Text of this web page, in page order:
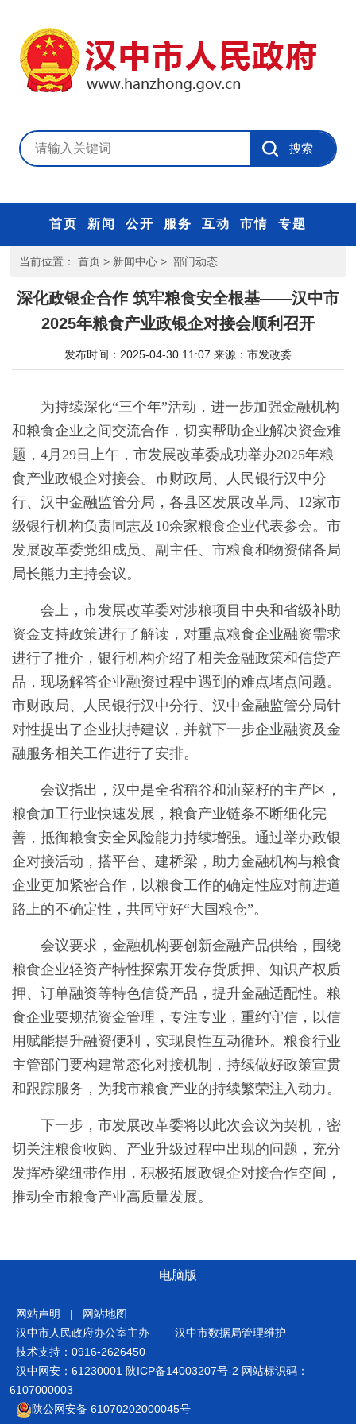
首页 新闻 公开 服务 互动 市情 专题
当前位置： 首页 > 新闻中心 > 部门动态
深化政银企合作 筑牢粮食安全根基——汉中市
2025年粮食产业政银企对接会顺利召开
发布时间：2025-04-30 11:07 来源： 市发改委
为持续深化“三个年”活动，进一步加强金融机构
和粮食企业之间交流合作，切实帮助企业解决资金难
题，4月29日上午，市发展改革委成功举办2025年粮
食产业政银企对接会。市财政局、人民银行汉中分
行、汉中金融监管分局，各县区发展改革局、12家市
级银行机构负责同志及10余家粮食企业代表参会。市
发展改革委党组成员、副主任、市粮食和物资储备局
局长熊力主持会议。
会上，市发展改革委对涉粮项目中央和省级补助
资金支持政策进行了解读，对重点粮食企业融资需求
进行了推介，银行机构介绍了相关金融政策和信贷产
品，现场解答企业融资过程中遇到的难点堵点问题。
市财政局、人民银行汉中分行、汉中金融监管分局针
对性提出了企业扶持建议，并就下一步企业融资及金
融服务相关工作进行了安排。
会议指出，汉中是全省稻谷和油菜籽的主产区，
粮食加工行业快速发展，粮食产业链条不断细化完
善，抵御粮食安全风险能力持续增强。通过举办政银
企对接活动，搭平台、建桥梁，助力金融机构与粮食
企业更加紧密合作，以粮食工作的确定性应对前进道
路上的不确定性，共同守好“大国粮仓”。
会议要求，金融机构要创新金融产品供给，围绕
粮食企业轻资产特性探索开发存货质押、知识产权质
押、订单融资等特色信贷产品，提升金融适配性。粮
食企业要规范资金管理，专注专业，重约守信，以信
用赋能提升融资便利，实现良性互动循环。粮食行业
主管部门要构建常态化对接机制，持续做好政策宣贯
和跟踪服务，为我市粮食产业的持续繁荣注入动力。
下一步，市发展改革委将以此次会议为契机，密
切关注粮食收购、产业升级过程中出现的问题，充分
发挥桥梁纽带作用，积极拓展政银企对接合作空间，
推动全市粮食产业高质量发展。
电脑版
网站声明 |
网站地图
汉中市人民政府办公室主办
汉中市数据局管理维护
技术支持：0916-2626450
汉中网安：61230001 陕ICP备14003207号-2 网站标识码：
6107000003
陕公网安备 61070202000045号